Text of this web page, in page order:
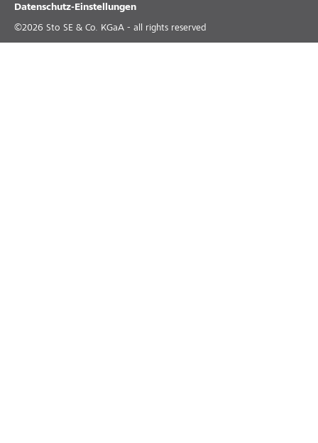
Datenschutz-Einstellungen
©2026 Sto SE & Co. KGaA - all rights reserved